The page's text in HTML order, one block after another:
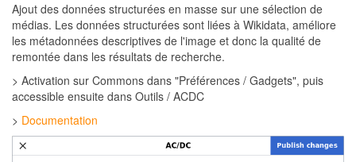
Ajout des données structurées en masse sur une sélection de
médias. Les données structurées sont liées à Wikidata, améliore
les métadonnées descriptives de l'image et donc la qualité de
remontée dans les résultats de recherche.
> Activation sur Commons dans "Préférences / Gadgets", puis
accessible ensuite dans Outils / ACDC
> Documentation